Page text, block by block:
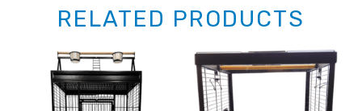
RELATED PRODUCTS